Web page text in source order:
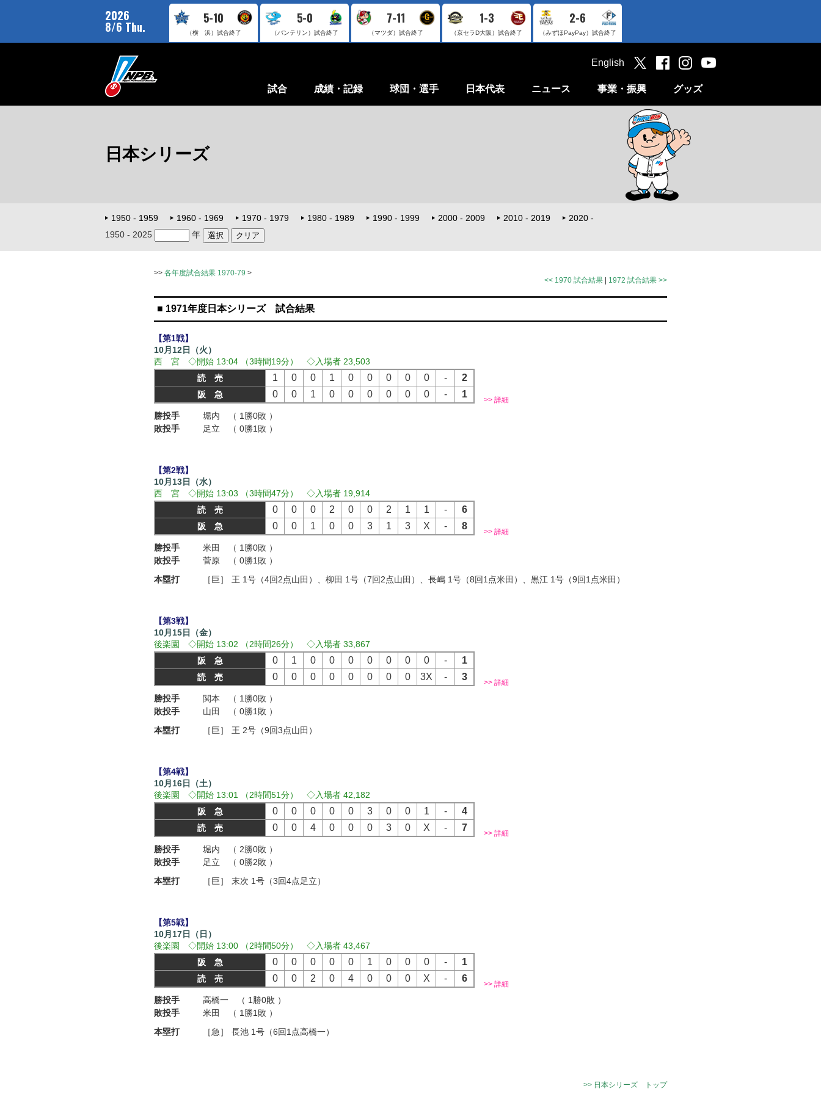
2026
8/6 Thu.
5-10
（横 浜） 試合終了
5-0
（バンテリン） 試合終了
7-11
（マツダ） 試合終了
1-3
（京セラD大阪） 試合終了
2-6
（みずほPayPay） 試合終了
試合 成績・記録 球団・選手 日本代表 ニュース 事業・振興 グッズ
English
日本シリーズ
1950 - 1959 1960 - 1969 1970 - 1979 1980 - 1989 1990 - 1999 2000 - 2009 2010 - 2019
2020 -
1950 - 2025
年
>> 各年度試合結果 1970-79 >
<< 1970 試合結果
1972 試合結果 >>
■ 1971年度日本シリーズ 試合結果
【第1戦】
10月12日（火）
西 宮 ◇開始 13:04 （3時間19分） ◇入場者 23,503
読 売
1 0 0 1 0 0 0 0 0 - 2
阪 急 0 0 1 0 0 0 0 0 0 - 1
>> 詳細
勝投手
堀内 （ 1勝0敗 ）
敗投手
足立 （ 0勝1敗 ）
【第2戦】
10月13日（水）
西 宮 ◇開始 13:03 （3時間47分） ◇入場者 19,914
読 売
0 0 0 2 0 0 2 1 1 - 6
阪 急 0 0 1 0 0 3 1 3 X - 8
>> 詳細
勝投手
米田 （ 1勝0敗 ）
敗投手
菅原 （ 0勝1敗 ）
本塁打
［巨］ 王 1号（4回2点山田）、柳田 1号（7回2点山田）、長嶋 1号（8回1点米田）、黒江 1号（9回1点米田）
【第3戦】
10月15日（金）
後楽園 ◇開始 13:02 （2時間26分） ◇入場者 33,867
阪 急
0 1 0 0 0 0 0 0 0 - 1
読 売 0 0 0 0 0 0 0 0 3X - 3
>> 詳細
勝投手
関本 （ 1勝0敗 ）
敗投手
山田 （ 0勝1敗 ）
本塁打
［巨］ 王 2号（9回3点山田）
【第4戦】
10月16日（土）
後楽園 ◇開始 13:01 （2時間51分） ◇入場者 42,182
阪 急
0 0 0 0 0 3 0 0 1 - 4
読 売 0 0 4 0 0 0 3 0 X - 7
>> 詳細
勝投手
堀内 （ 2勝0敗 ）
敗投手
足立 （ 0勝2敗 ）
本塁打
［巨］ 末次 1号（3回4点足立）
【第5戦】
10月17日（日）
後楽園 ◇開始 13:00 （2時間50分） ◇入場者 43,467
阪 急
0 0 0 0 0 1 0 0 0 - 1
読 売 0 0 2 0 4 0 0 0 X - 6
>> 詳細
勝投手
高橋一 （ 1勝0敗 ）
敗投手
米田 （ 1勝1敗 ）
本塁打
［急］ 長池 1号（6回1点高橋一）
>> 日本シリーズ トップ